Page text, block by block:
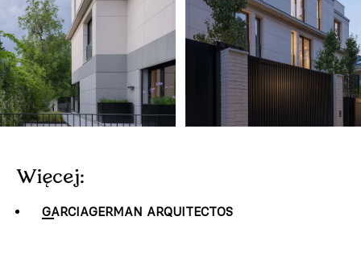
Więcej:
GARCIAGERMAN ARQUITECTOS